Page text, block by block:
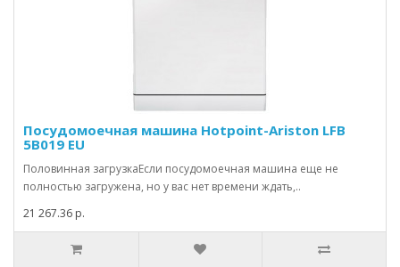
Посудомоечная машина Hotpoint-Ariston LFB
5B019 EU
Половинная загрузкаЕсли посудомоечная машина еще не
полностью загружена, но у вас нет времени ждать,..
21 267.36 р.